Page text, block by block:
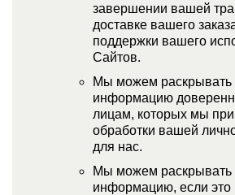
завершении вашей
доставке вашего
поддержки вашего
Сайтов.
Мы можем раскрывать
информацию
лицам, которых мы
обработки вашей
для нас.
Мы можем раскрывать
информацию, если это